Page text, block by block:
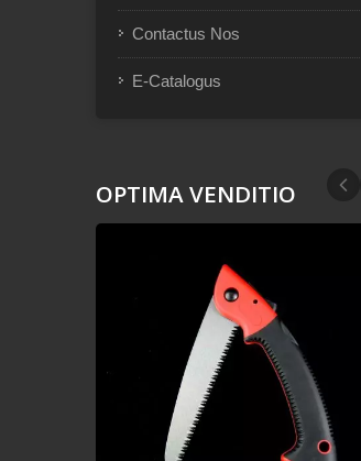
Contactus Nos
E-Catalogus
OPTIMA VENDITIO